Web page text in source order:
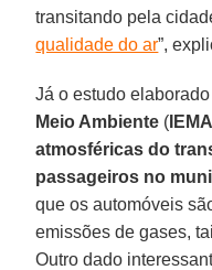
transitando pela
qualidade do ar”,
Já o estudo
Meio Ambiente (
atmosféricas do
passageiros no
que os automóveis
emissões de gases,
Outro dado